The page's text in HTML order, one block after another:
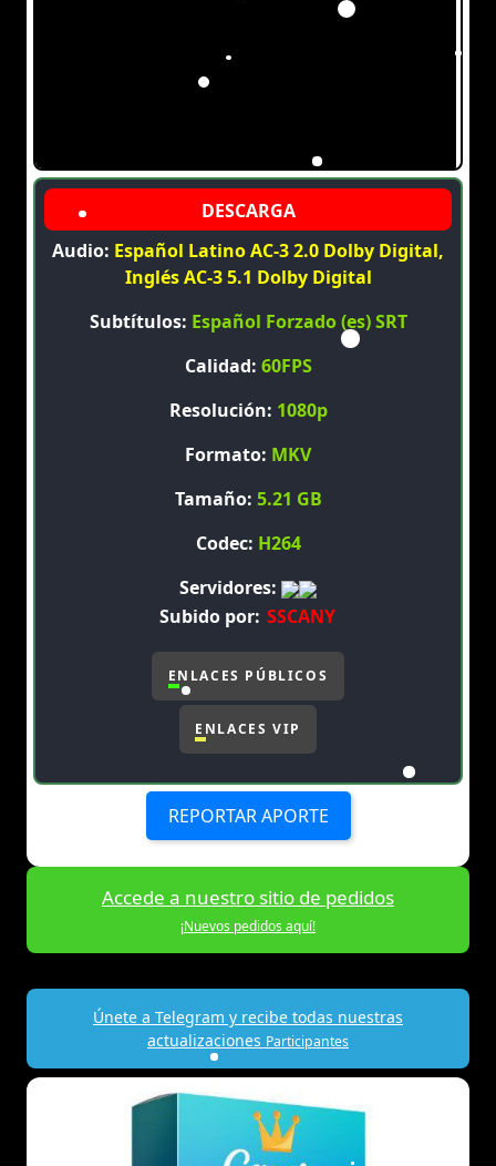
Audio: Español Latino AC-3 2.0 Dolby Digital,
Inglés AC-3 5.1 Dolby Digital
Subtítulos: Español Forzado (es) SRT
Calidad: 60FPS
Resolución: 1080p
Formato: MKV
Tamaño: 5.21 GB
Codec: H264
Servidores:
Subido por: SSCANY
ENLACES PÚBLICOS
ENLACES VIP
REPORTAR APORTE
Accede a nuestro sitio de pedidos
¡Nuevos pedidos aquí!
Únete a Telegram y recibe todas nuestras
actualizaciones Participantes